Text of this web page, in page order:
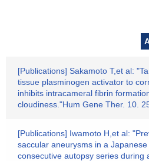
[Publications] Sakamoto T,et al:
tissue plasminogen activator to
inhibits intracameral fibrin
cloudiness."Hum Gene Ther. 10.
[Publications] Iwamoto H,et al:
saccular aneurysms in a
consecutive autopsy series during